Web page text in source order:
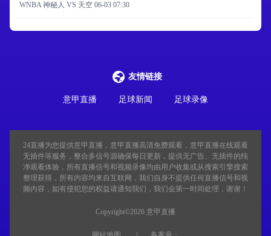
WNBA 神秘人 VS 天空 06-03 07:30
友情链接
意甲直播 足球新闻 足球录像
24直播为您提供意甲直播，意甲直播高清免费观看，意甲直播在线观看
无插件等服务，整合多信号源确保每日更新，提供无广告、无插件的纯
净观看体验，所有直播信号和视频录像均由用户收集或从搜索引擎搜索
整理获得，所有内容均来自互联网，我们自身不提供任何直播信号和视
频内容，如有侵犯您的权益请通知我们，我们会第一时间处理，谢谢！
Copyright©2026 意甲直播